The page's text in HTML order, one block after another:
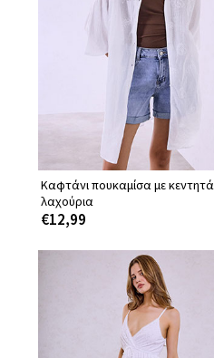
Καφτάνι πουκαμίσα με κεντητά
λαχούρια
€12,99